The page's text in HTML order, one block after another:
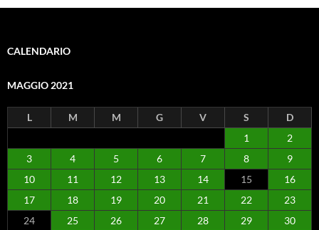
CALENDARIO
MAGGIO 2021
L M M G V S
D
1
2
3
4 5 6 7 8
9
10
11 12 13 14 15
16
17
18 19 20 21 22
23
24
25 26 27 28 29
30